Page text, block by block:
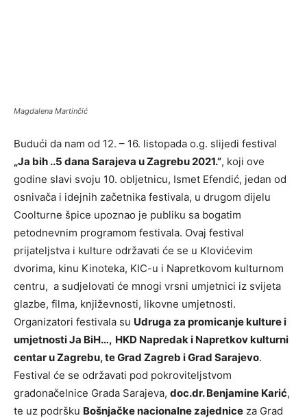
Magdalena Martinčić
Budući da nam od 12. – 16. listopada o.g. slijedi festival
„Ja bih ..5 dana Sarajeva u Zagrebu 2021.”, koji ove
godine slavi svoju 10. obljetnicu, Ismet Efendić, jedan od
osnivača i idejnih začetnika festivala, u drugom dijelu
Coolturne špice upoznao je publiku sa bogatim
petodnevnim programom festivala. Ovaj festival
prijateljstva i kulture održavati će se u Klovićevim
dvorima, kinu Kinoteka, KIC-u i Napretkovom kulturnom
centru, a sudjelovati će mnogi vrsni umjetnici iz svijeta
glazbe, filma, književnosti, likovne umjetnosti.
Organizatori festivala su Udruga za promicanje kulture i
umjetnosti Ja BiH…, HKD Napredak i Napretkov kulturni
centar u Zagrebu, te Grad Zagreb i Grad Sarajevo.
Festival će se održavati pod pokroviteljstvom
gradonačelnice Grada Sarajeva, doc.dr. Benjamine Karić,
te uz podršku Bošnjačke nacionalne zajednice za Grad